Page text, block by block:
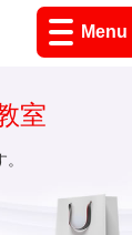
Menu
室